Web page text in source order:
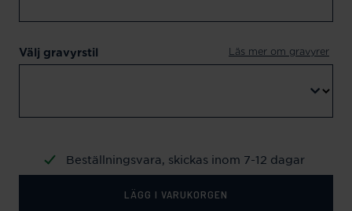
Välj gravyrstil Läs mer om gravyrer
Beställningsvara, skickas inom 7-12 dagar
LÄGG I VARUKORGEN